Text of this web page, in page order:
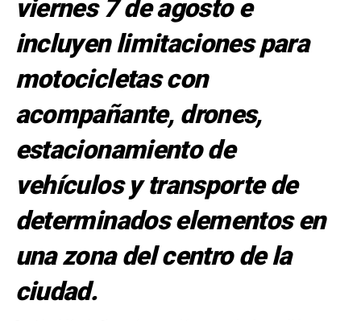
viernes 7 de agosto e
incluyen limitaciones para
motocicletas con
acompañante, drones,
estacionamiento de
vehículos y transporte de
determinados elementos en
una zona del centro de la
ciudad.